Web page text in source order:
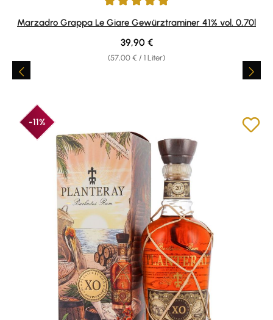
Durchschnittliche Bewertung von 4.9 von 5 Sternen
Marzadro Grappa Le Giare Gewürztraminer 41% vol. 0,70l
(57,00 € / 1 Liter)
Regulärer Preis:
39,90 €
-11%